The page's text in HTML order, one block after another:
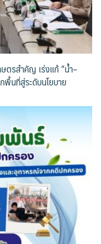
ตรสำคัญ เร่งแก้ “น้ำ–
พื้นที่สู่ระดับนโยบาย